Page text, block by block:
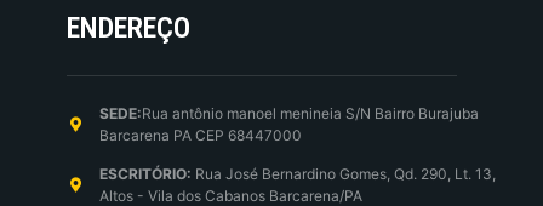
ENDEREÇO
SEDE:Rua antônio manoel menineia S/N Bairro Burajuba
Barcarena PA CEP 68447000
ESCRITÓRIO: Rua José Bernardino Gomes, Qd. 290, Lt. 13,
Altos - Vila dos Cabanos Barcarena/PA